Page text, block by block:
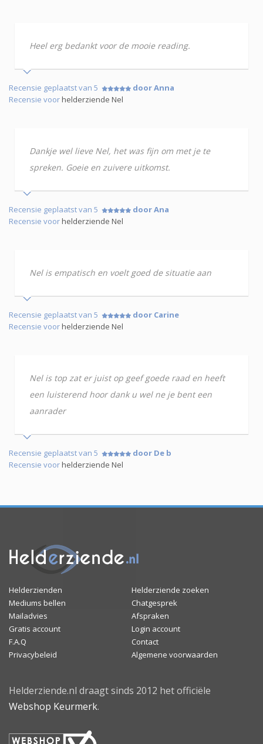
Heel erg bedankt voor de mooie reading.
Recensie geplaatst van 5
door Anna
Recensie voorhelderziende Nel
Dankje wel lieve Nel, het was fijn om met je te
spreken. Goeie en zuivere uitkomst.
Recensie geplaatst van 5
door Ana
Recensie voorhelderziende Nel
Nel is empatisch en voelt goed de situatie aan
Recensie geplaatst van 5
door Carine
Recensie voorhelderziende Nel
Nel is top zat er juist op geef goede raad en heeft
een luisterend hoor dank u wel ne je bent een
aanrader
Recensie geplaatst van 5
door De b
Recensie voorhelderziende Nel
Helderzienden
Helderziende zoeken
Mediums bellen
Chatgesprek
Mailadvies
Afspraken
Gratis account
Login account
F.A.Q
Contact
Privacybeleid
Algemene voorwaarden
Helderziende.nl draagt sinds 2012 het officiële
Webshop Keurmerk.